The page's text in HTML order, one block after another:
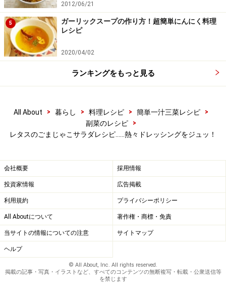
2012/06/21
5
ガーリックスープの作り方！超簡単にんにく料理
レシピ
2020/04/02
ランキングをもっと見る
All About > 暮らし > 料理レシピ > 簡単一汁三菜レシピ
>
副菜のレシピ
>
レタスのごまじゃこサラダレシピ……熱々ドレッシングをジュッ！
会社概要 採用情報
投資家情報 広告掲載
利用規約 プライバシーポリシー
All Aboutについて 著作権・商標・免責
当サイトの情報についての注意 サイトマップ
ヘルプ
© All About, Inc. All rights reserved.
掲載の記事・写真・イラストなど、すべてのコンテンツの無断複写・転載・公衆送信等
を禁じます